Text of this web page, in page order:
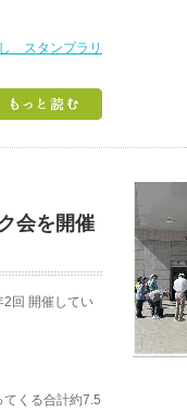
スタンプラリ
会を開催
2回 開催してい
くる合計約7.5